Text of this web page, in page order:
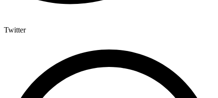
Twitter